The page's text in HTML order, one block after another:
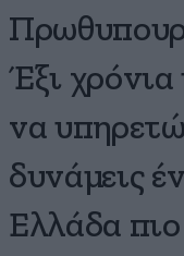
Έξι
να υπηρετώ
δυνάμεις
Ελλάδα πιο